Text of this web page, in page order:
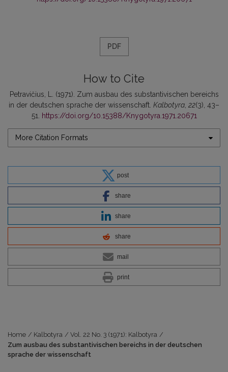
PDF
How to Cite
Petravičius, L. (1971). Zum ausbau des substantivischen bereichs
in der deutschen sprache der wissenschaft. Kalbotyra 22(3), 43–
51.
https://doi.org/10.15388/Knygotyra.1971.20671
More Citation Formats
post
share
share
share
mail
print
Home / Kalbotyra / Vol. 22 No. 3 (1971): Kalbotyra /
Zum ausbau des substantivischen bereichs in der deutschen
sprache der wissenschaft